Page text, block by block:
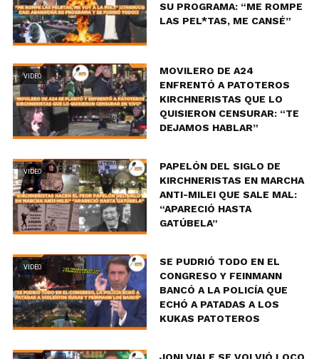
SU PROGRAMA: “ME ROMPE
LAS PEL*TAS, ME CANSÉ”
VIDEO
MOVILERO DE A24
ENFRENTÓ A PATOTEROS
KIRCHNERISTAS QUE LO
QUISIERON CENSURAR: “TE
DEJAMOS HABLAR”
VIDEO
PAPELÓN DEL SIGLO DE
KIRCHNERISTAS EN MARCHA
ANTI-MILEI QUE SALE MAL:
“APARECIÓ HASTA
GATÚBELA”
VIDEO
SE PUDRIÓ TODO EN EL
CONGRESO Y FEINMANN
BANCÓ A LA POLICÍA QUE
ECHÓ A PATADAS A LOS
KUKAS PATOTEROS